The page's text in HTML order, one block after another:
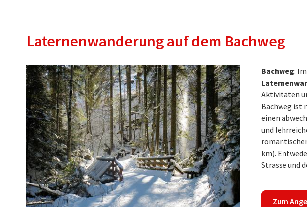
Laternenwanderung auf dem Bachweg
Bachweg:
Aktivitäten
Bachweg ist
einen
und
km).
Strasse und
Zum